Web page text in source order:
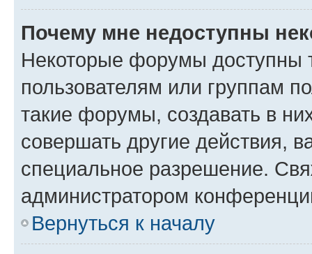
Почему мне недоступны
Некоторые форумы доступны
пользователям или группам
такие форумы, создавать в
совершать другие действия,
специальное разрешение.
администратором
Вернуться к началу